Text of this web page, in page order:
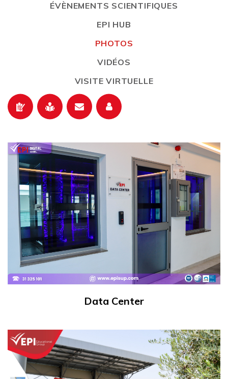
ÉVÈNEMENTS SCIENTIFIQUES
EPI HUB
PHOTOS
VIDÉOS
VISITE VIRTUELLE
Data Center